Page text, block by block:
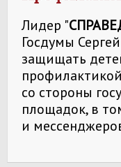
Лидер "
Госдумы
защищать
со стороны
площадок, в
и